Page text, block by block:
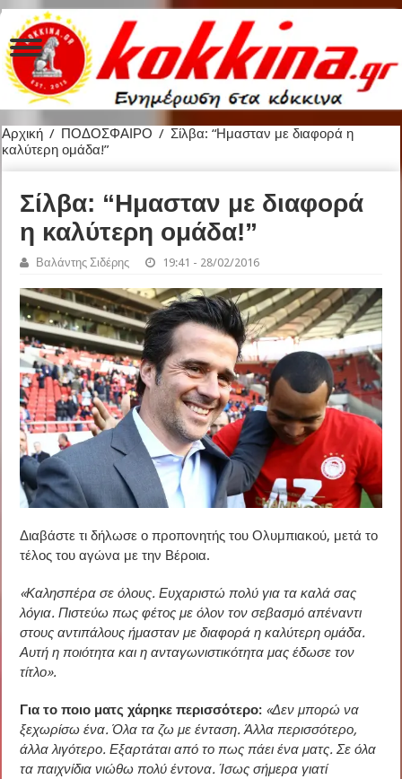
Αρχική / ΠΟΔΟΣΦΑΙΡΟ / Σίλβα: “Ημασταν με διαφορά η
καλύτερη ομάδα!”
Σίλβα: “Ημασταν με διαφορά
η καλύτερη ομάδα!”
Βαλάντης Σιδέρης 19:41 - 28/02/2016
Διαβάστε τι δήλωσε ο προπονητής του Ολυμπιακού, μετά το
τέλος του αγώνα με την Βέροια.
«Καλησπέρα σε όλους. Ευχαριστώ πολύ για τα καλά σας
λόγια. Πιστεύω πως φέτος με όλον τον σεβασμό απέναντι
στους αντιπάλους ήμασταν με διαφορά η καλύτερη ομάδα.
Αυτή η ποιότητα και η ανταγωνιστικότητα μας έδωσε τον
τίτλο».
Για το ποιο ματς χάρηκε περισσότερο: «Δεν μπορώ να
ξεχωρίσω ένα. Όλα τα ζω με ένταση. Άλλα περισσότερο,
άλλα λιγότερο. Εξαρτάται από το πως πάει ένα ματς. Σε όλα
τα παιχνίδια νιώθω πολύ έντονα. Ίσως σήμερα γιατί